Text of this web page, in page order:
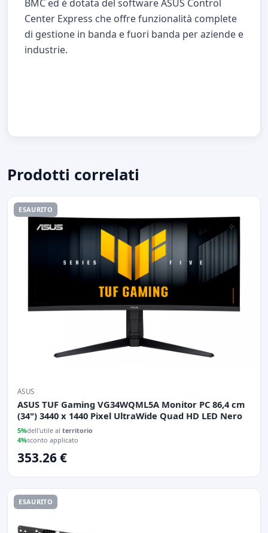
BMC ed è dotata del software ASUS Control
Center Express che offre funzionalità complete
di gestione in banda e fuori banda per aziende e
industrie.
Prodotti correlati
ESAURITO
ASUS
ASUS TUF Gaming VG34WQML5A Monitor PC 86,4 cm
(34") 3440 x 1440 Pixel UltraWide Quad HD LED Nero
5%dell'utile al territorio
4%sconto applicato
353.26 €
ESAURITO